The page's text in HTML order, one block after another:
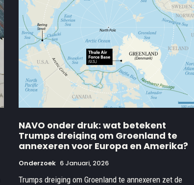
NAVO onder druk: wat betekent
Trumps dreiging om Groenland te
annexeren voor Europa en Amerika?
Onderzoek 6 Januari, 2026
Trumps dreiging om Groenland te annexeren zet de